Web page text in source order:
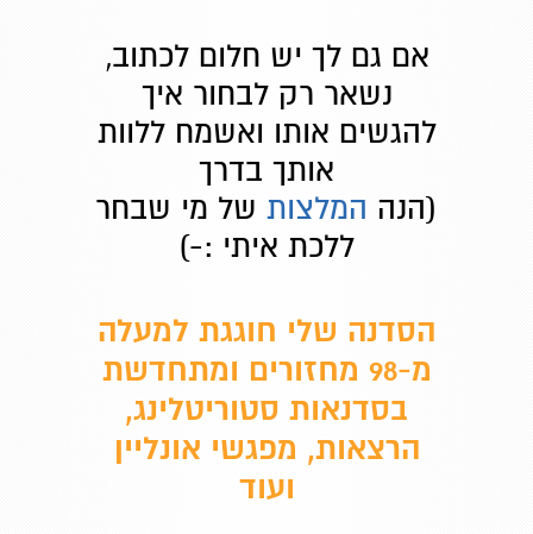
אם גם לך יש חלום לכתוב,
נשאר רק לבחור איך
להגשים אותו ואשמח ללוות
אותך בדרך
(הנה המלצות של מי שבחר
ללכת איתי :-)
הסדנה שלי חוגגת למעלה
מ-98 מחזורים ומתחדשת
בסדנאות סטוריטלינג,
הרצאות, מפגשי אונליין
ועוד